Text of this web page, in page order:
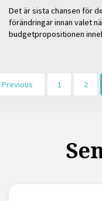
Det är sista chansen för
förändringar innan valet
budgetpropositionen
Previous 1 2